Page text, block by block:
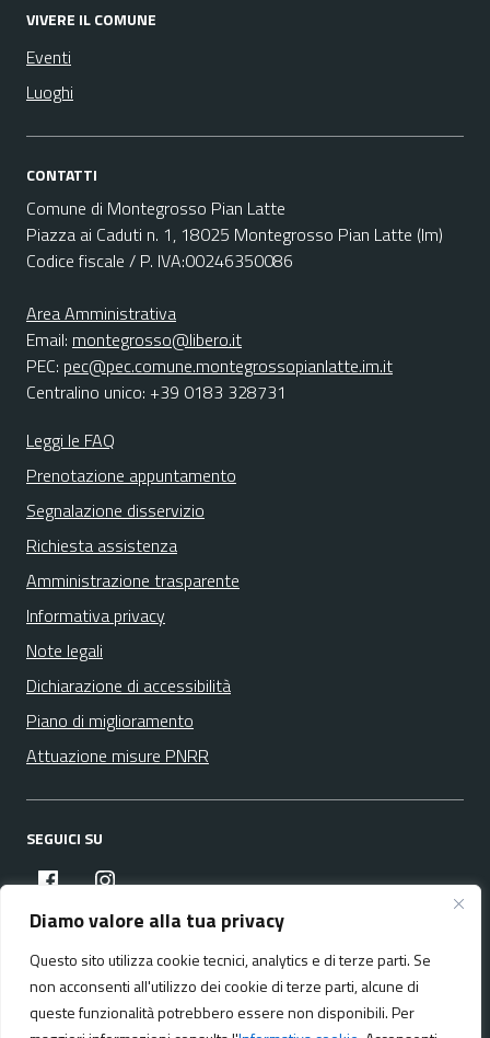
Diamo valore alla tua privacy
Questo sito utilizza cookie tecnici, analytics e di terze parti. Se
non acconsenti all'utilizzo dei cookie di terze parti, alcune di
queste funzionalità potrebbero essere non disponibili. Per
VIVERE IL COMUNE
Eventi
Luoghi
CONTATTI
Comune di Montegrosso Pian Latte
Piazza ai Caduti n. 1, 18025 Montegrosso Pian Latte (Im)
Codice fiscale / P. IVA:00246350086
Area Amministrativa
Email: montegrosso@libero.it
PEC: pec@pec.comune.montegrossopianlatte.im.it
Centralino unico: +39 0183 328731
Leggi le FAQ
Prenotazione appuntamento
Segnalazione disservizio
Richiesta assistenza
Amministrazione trasparente
Informativa privacy
Note legali
Dichiarazione di accessibilità
Piano di miglioramento
Attuazione misure PNRR
SEGUICI SU
facebookinstagram
Media policy Mappa del sito